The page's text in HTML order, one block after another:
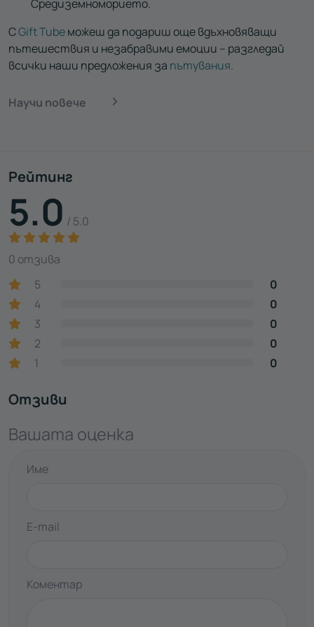
Средиземноморието.
СGift Tubeможеш да подариш още вдъхновяващи
пътешествия и незабравими емоции – разгледай
всички наши предложения за пътувания.
Научи повече
Рейтинг
5.0 / 5.0
0 отзива
5
0
4
0
3
0
2
0
1
0
Отзиви
Вашата оценка
Име
E-mail
Коментар